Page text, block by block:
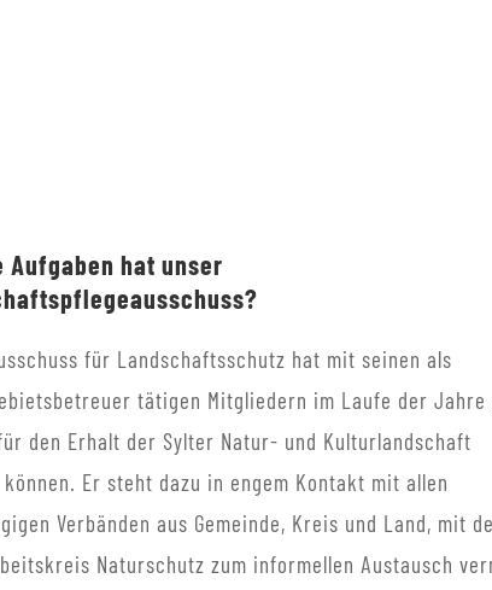
Aufgaben hat unser
für Landschaftsschutz hat mit seinen als
tätigen Mitgliedern im Laufe der Jahre
den Erhalt der Sylter Natur- und Kulturlandschaft
Er steht dazu in engem Kontakt mit allen
Verbänden aus Gemeinde, Kreis und Land, mit
Naturschutz zum informellen Austausch